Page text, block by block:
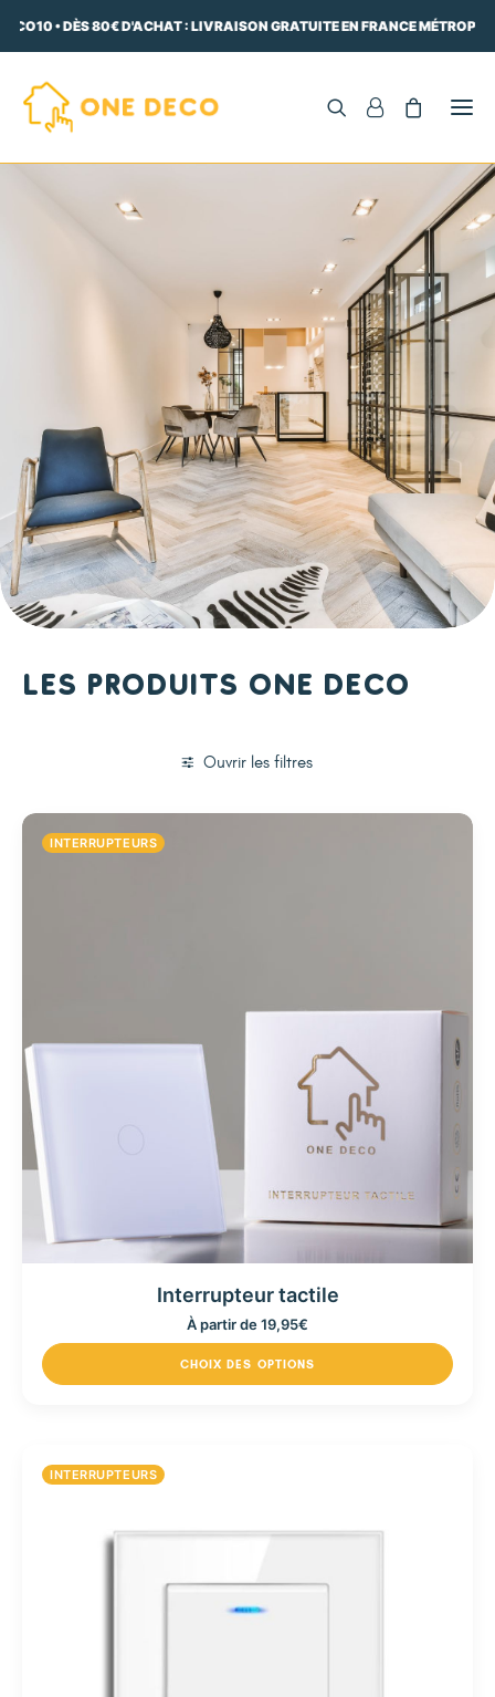
• DÈS 80€ D'ACHAT : LIVRAISON GRATUITE EN FRANCE
Les produits One Deco
Ouvrir les filtres
INTERRUPTEURS
Interrupteur tactile
À partir de19,95€
CHOIX DES OPTIONS
INTERRUPTEURS